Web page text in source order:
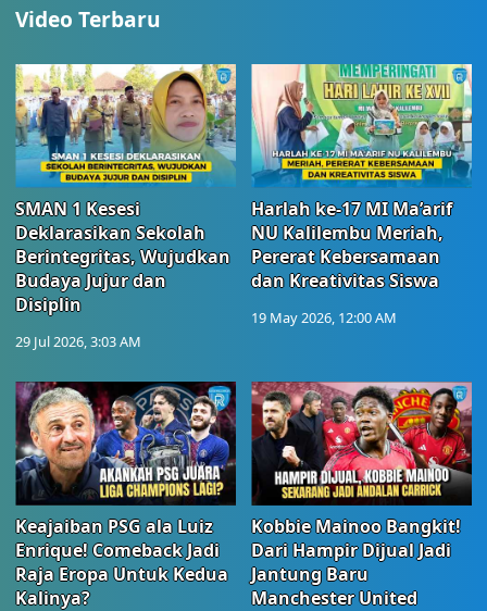
Video Terbaru
SMAN 1 Kesesi
Deklarasikan Sekolah
Berintegritas, Wujudkan
Budaya Jujur dan
Disiplin
29 Jul 2026, 3:03 AM
Harlah ke-17 MI Ma’arif
NU Kalilembu Meriah,
Pererat Kebersamaan
dan Kreativitas Siswa
19 May 2026, 12:00 AM
Keajaiban PSG ala Luiz
Enrique! Comeback Jadi
Raja Eropa Untuk Kedua
Kalinya?
Kobbie Mainoo Bangkit!
Dari Hampir Dijual Jadi
Jantung Baru
Manchester United